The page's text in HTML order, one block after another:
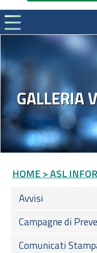
GALLERIA
HOME > ASL
Avvisi
Campagne di
Comunicati